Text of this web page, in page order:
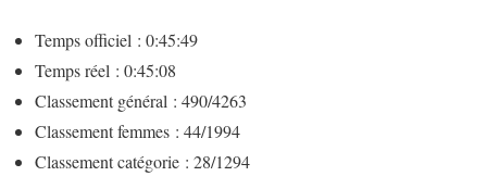
Temps officiel : 0:45:49
Temps réel : 0:45:08
Classement général : 490/4263
Classement femmes : 44/1994
Classement catégorie : 28/1294